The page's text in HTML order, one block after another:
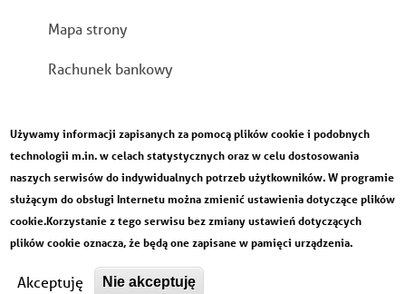
Mapa strony
Rachunek bankowy
Designed by Developed by
Używamy informacji zapisanych za pomocą plików cookie i podobnych
technologii m.in. w celach statystycznych oraz w celu dostosowania
naszych serwisów do indywidualnych potrzeb użytkowników. W programie
służącym do obsługi Internetu można zmienić ustawienia dotyczące plików
cookie.Korzystanie z tego serwisu bez zmiany ustawień dotyczących
plików cookie oznacza, że będą one zapisane w pamięci urządzenia.
Akceptuję Nie akceptuję